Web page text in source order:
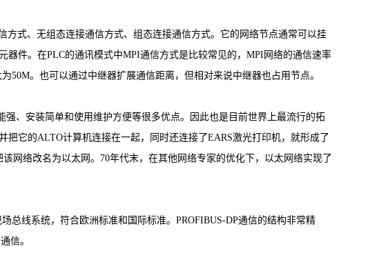
式、无组态连接通信方式、组态连接通信方式。它的网络节点通常可以挂
器件。在PLC的通讯模式中MPI通信方式是比较常见的，MPI网络的通信速率
50M。也可以通过中继器扩展通信距离，但相对来说中继器也占用节点。
安装简单和使用维护方便等很多优点。因此也是目前世界上最流行的拓
它的ALTO计算机连接在一起，同时还连接了EARS激光打印机，就形成了
网络改名为以太网。70年代末，在其他网络专家的优化下，以太网络实现了
线系统，符合欧洲标准和国际标准。PROFIBUS-DP通信的结构非常精
信。